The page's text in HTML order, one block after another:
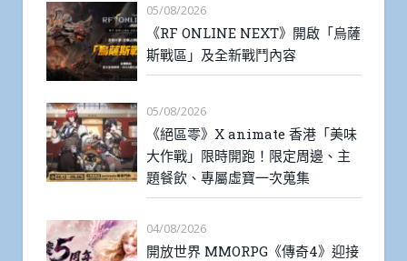
05/08/2026
《RF ONLINE NEXT》開啟「烏薩
斯戰區」及全新戰鬥內容
05/08/2026
《絕區零》X animate 香港「美味
大作戰」限時開跑！限定周邊、主
題餐飲、專屬虛寶一次蒐集
04/08/2026
開放世界 MMORPG《傳奇4》迎接